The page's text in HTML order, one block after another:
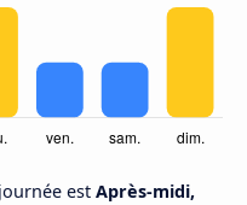
est Après-midi,